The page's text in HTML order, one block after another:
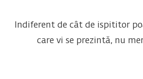
Indiferent de cât de ispititor
care vi se prezintă, nu